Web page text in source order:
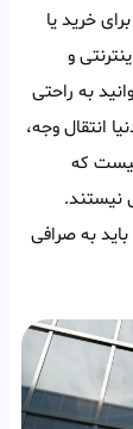
خرید یا
و
به راحتی
انتقال وجه،
نیست که
نیستند.
باید به صرافی